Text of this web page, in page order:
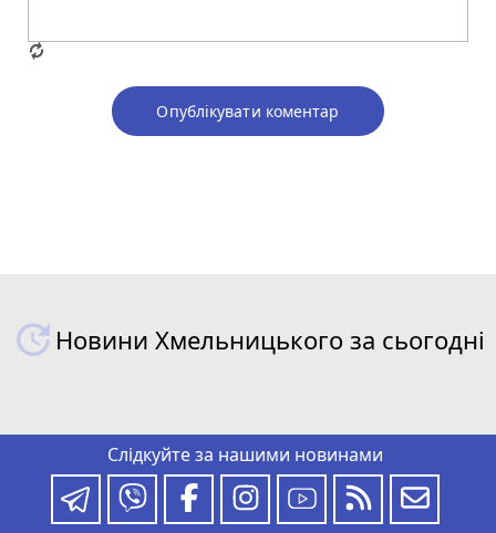
Опублікувати коментар
Новини Хмельницького за сьогодні
Слідкуйте за нашими новинами